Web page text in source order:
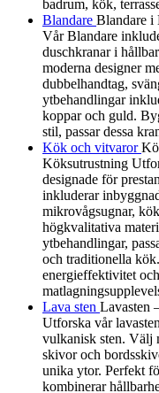
badrum, kök,
Blandare Blandare i
Vår Blandare
duschkranar i
moderna designer
dubbelhandtag,
ytbehandlingar
koppar och guld.
stil, passar dessa
Kök och vitvaror
Köksutrustning
designade för
inkluderar
mikrovågsugnar,
högkvalitativa
ytbehandlingar,
och traditionella
energieffektivitet
Lava sten Lavasten
Utforska vår
vulkanisk sten. Välj
skivor och
unika ytor. Perfekt
kombinerar